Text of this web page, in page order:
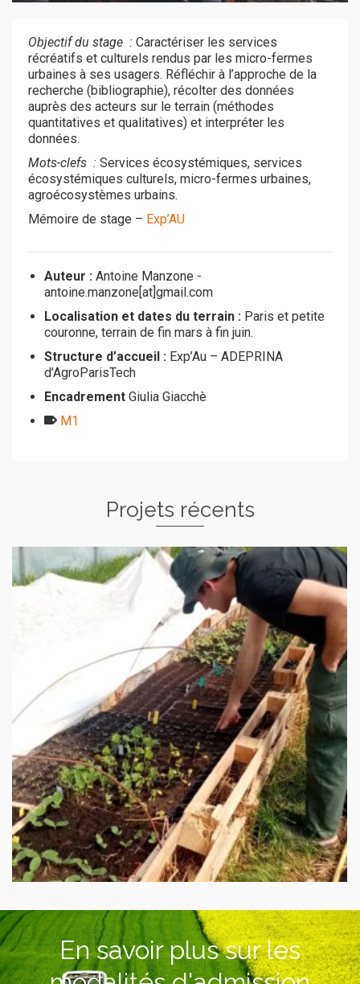
Objectif du stage : Caractériser les services
récréatifs et culturels rendus par les micro-fermes
urbaines à ses usagers. Réfléchir à l’approche de la
recherche (bibliographie), récolter des données
auprès des acteurs sur le terrain (méthodes
quantitatives et qualitatives) et interpréter les
données.
Mots-clefs : Services écosystémiques, services
écosystémiques culturels, micro-fermes urbaines,
agroécosystèmes urbains.
Mémoire de stage – Exp’AU
Auteur : Antoine Manzone -
antoine.manzone[at]gmail.com
Localisation et dates du terrain : Paris et petite
couronne, terrain de fin mars à fin juin.
Structure d’accueil : Exp’Au – ADEPRINA
d’AgroParisTech
Encadrement Giulia Giacchè
M1
Projets récents
La transition agroécologique de Mouthiers-sur-
Boëme
En savoir plus sur les